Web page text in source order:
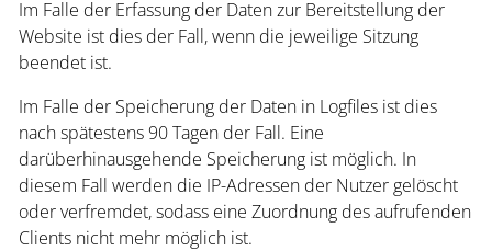
Im Falle der Erfassung der Daten zur Bereitstellung der
Website ist dies der Fall, wenn die jeweilige Sitzung
beendet ist.
Im Falle der Speicherung der Daten in Logfiles ist dies
nach spätestens 90 Tagen der Fall. Eine
darüberhinausgehende Speicherung ist möglich. In
diesem Fall werden die IP-Adressen der Nutzer gelöscht
oder verfremdet, sodass eine Zuordnung des aufrufenden
Clients nicht mehr möglich ist.